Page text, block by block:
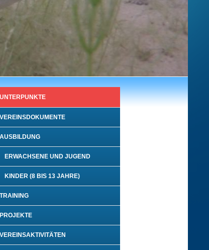
UNTERPUNKTE
VEREINSDOKUMENTE
AUSBILDUNG
ERWACHSENE UND JUGEND
KINDER (8 BIS 13 JAHRE)
TRAINING
PROJEKTE
VEREINSAKTIVITÄTEN